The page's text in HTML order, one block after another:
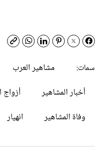
سمات:
مشاهير العرب
أخبار المشاهير
أزواج
وفاة المشاهير
انهيار